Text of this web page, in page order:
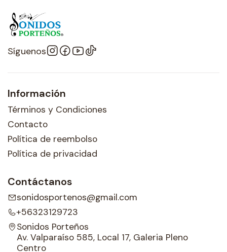
Síguenos
Información
Términos y Condiciones
Contacto
Política de reembolso
Política de privacidad
Contáctanos
sonidosportenos@gmail.com
+56323129723
Sonidos Porteños
Av. Valparaíso 585, Local 17, Galeria Pleno
Centro